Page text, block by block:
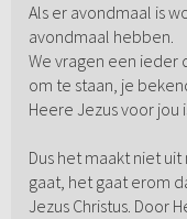
Als er avondmaal is
avondmaal hebben.
We vragen een ieder
om te staan, je
Heere Jezus voor jou
Dus het maakt niet
gaat, het gaat erom
Jezus Christus. Door